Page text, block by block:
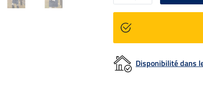
Disponibilité dans